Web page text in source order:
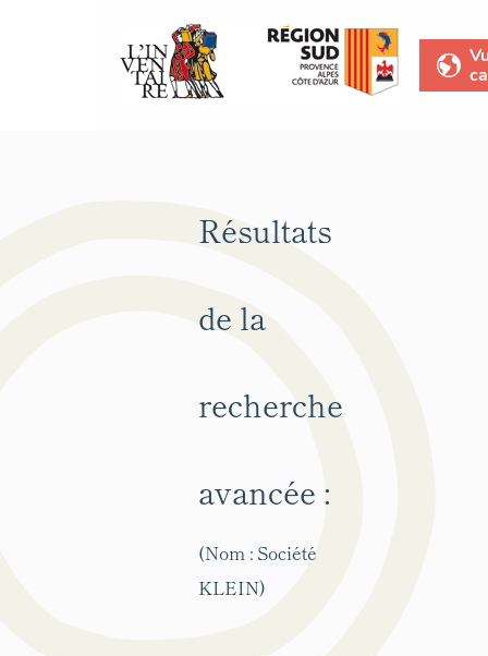
Résultats
de la
recherche
avancée :
(Nom : Société
KLEIN)